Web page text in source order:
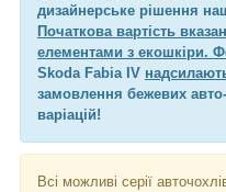
дизайнерське рішення
Початкова вартість
елементами з екошкіри.
Skoda Fabia IV
замовлення бежевих
варіацій!
Всі можливі серії